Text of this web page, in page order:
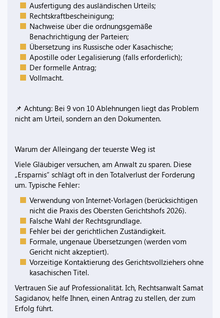
Ausfertigung des ausländischen Urteils;
Rechtskraftbescheinigung;
Nachweise über die ordnungsgemäße
Benachrichtigung der Parteien;
Übersetzung ins Russische oder Kasachische;
Apostille oder Legalisierung (falls erforderlich);
Der formelle Antrag;
Vollmacht.
📌 Achtung: Bei 9 von 10 Ablehnungen liegt das Problem
nicht am Urteil, sondern an den Dokumenten.
Warum der Alleingang der teuerste Weg ist
Viele Gläubiger versuchen, am Anwalt zu sparen. Diese
„Ersparnis“ schlägt oft in den Totalverlust der Forderung
um. Typische Fehler:
Verwendung von Internet-Vorlagen (berücksichtigen
nicht die Praxis des Obersten Gerichtshofs 2026).
Falsche Wahl der Rechtsgrundlage.
Fehler bei der gerichtlichen Zuständigkeit.
Formale, ungenaue Übersetzungen (werden vom
Gericht nicht akzeptiert).
Vorzeitige Kontaktierung des Gerichtsvollziehers ohne
kasachischen Titel.
Vertrauen Sie auf Professionalität. Ich, Rechtsanwalt Samat
Sagidanov, helfe Ihnen, einen Antrag zu stellen, der zum
Erfolg führt.